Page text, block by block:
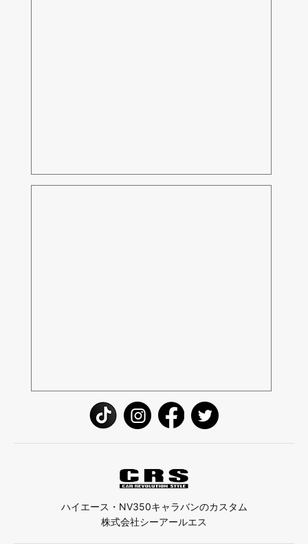
ハイエース・NV350キャラバンのカスタム
株式会社シーアールエス